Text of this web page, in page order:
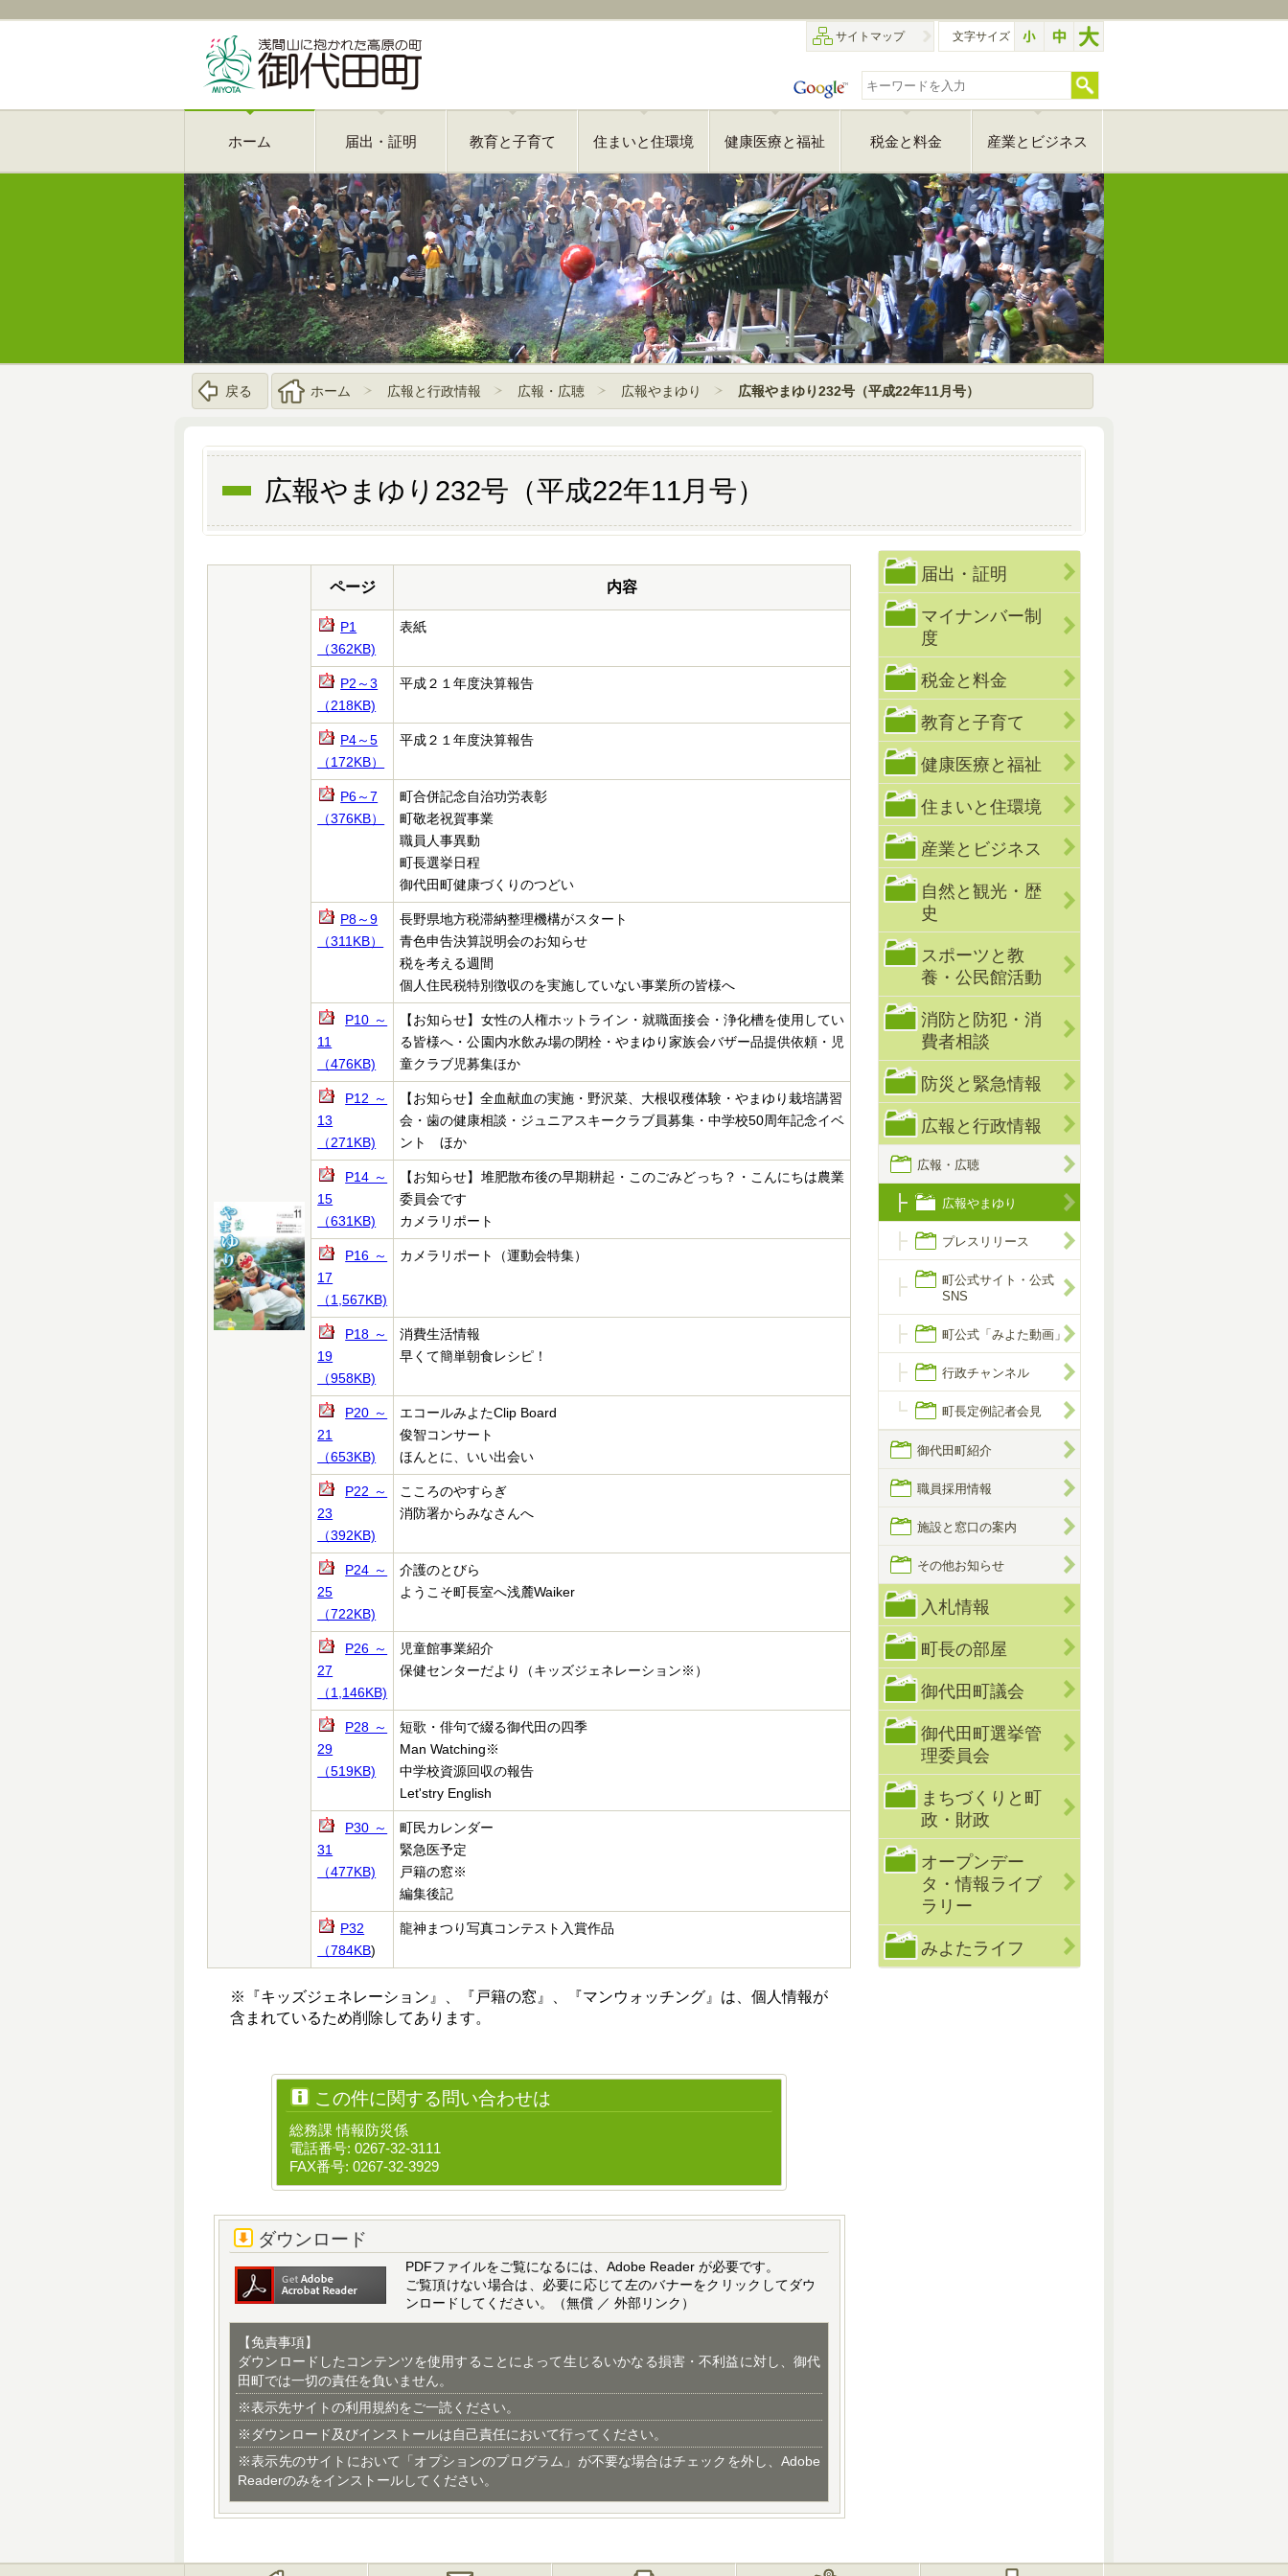
サイトマップ 文字サイズ
ホーム 届出・証明 教育と子育て 住まいと住環境 健康医療と福祉 税金と料金 産業とビジネス
戻る ホーム 広報と行政情報 広報・広聴 広報やまゆり 広報やまゆり232号（平成22年11月号）
広報やまゆり232号（平成22年11月号）
ページ 内容
P1
（362KB)
表紙
P2～3
（218KB)
平成２１年度決算報告
P4～5
（172KB）
平成２１年度決算報告
P6～7
（376KB）
町合併記念自治功労表彰
町敬老祝賀事業
職員人事異動
町長選挙日程
御代田町健康づくりのつどい
P8～9
（311KB）
長野県地方税滞納整理機構がスタート
青色申告決算説明会のお知らせ
税を考える週間
個人住民税特別徴収のを実施していない事業所の皆様へ
P10～
11
（476KB)
【お知らせ】女性の人権ホットライン・就職面接会・浄化槽を使用してい
る皆様へ・公園内水飲み場の閉栓・やまゆり家族会バザー品提供依頼・児
童クラブ児募集ほか
P12～
13
（271KB)
【お知らせ】全血献血の実施・野沢菜、大根収穫体験・やまゆり栽培講習
会・歯の健康相談・ジュニアスキークラブ員募集・中学校50周年記念イベ
ント ほか
P14～
15
（631KB)
【お知らせ】堆肥散布後の早期耕起・このごみどっち？・こんにちは農業
委員会です
カメラリポート
P16～
17
（1,567KB)
カメラリポート（運動会特集）
P18～
19
（958KB)
消費生活情報
早くて簡単朝食レシピ！
P20～
21
（653KB)
エコールみよたClip Board
俊智コンサート
ほんとに、いい出会い
P22～
23
（392KB)
こころのやすらぎ
消防署からみなさんへ
P24～
25
（722KB)
介護のとびら
ようこそ町長室へ浅麓Waiker
P26～
27
（1,146KB)
児童館事業紹介
保健センターだより（キッズジェネレーション※）
P28～
29
（519KB)
短歌・俳句で綴る御代田の四季
Man Watching※
中学校資源回収の報告
Let'stry English
P30～
31
（477KB)
町民カレンダー
緊急医予定
戸籍の窓※
編集後記
P32
（784KB)
龍神まつり写真コンテスト入賞作品
※『キッズジェネレーション』、『戸籍の窓』、『マンウォッチング』は、個人情報が
含まれているため削除してあります。
この件に関する問い合わせは
総務課 情報防災係
電話番号: 0267-32-3111
FAX番号: 0267-32-3929
ダウンロード
PDFファイルをご覧になるには、Adobe Reader が必要です。
ご覧頂けない場合は、必要に応じて左のバナーをクリックしてダウ
ンロードしてください。（無償 ／ 外部リンク）
【免責事項】
ダウンロードしたコンテンツを使用することによって生じるいかなる損害・不利益に対し、御代
田町では一切の責任を負いません。
※表示先サイトの利用規約をご一読ください。
※ダウンロード及びインストールは自己責任において行ってください。
※表示先のサイトにおいて「オプションのプログラム」が不要な場合はチェックを外し、Adobe
Readerのみをインストールしてください。
届出・証明
マイナンバー制
度
税金と料金
教育と子育て
健康医療と福祉
住まいと住環境
産業とビジネス
自然と観光・歴
史
スポーツと教
養・公民館活動
消防と防犯・消
費者相談
防災と緊急情報
広報と行政情報
広報・広聴
広報やまゆり
プレスリリース
町公式サイト・公式
SNS
町公式「みよた動画」
行政チャンネル
町長定例記者会見
御代田町紹介
職員採用情報
施設と窓口の案内
その他お知らせ
入札情報
町長の部屋
御代田町議会
御代田町選挙管
理委員会
まちづくりと町
政・財政
オープンデー
タ・情報ライブ
ラリー
みよたライフ